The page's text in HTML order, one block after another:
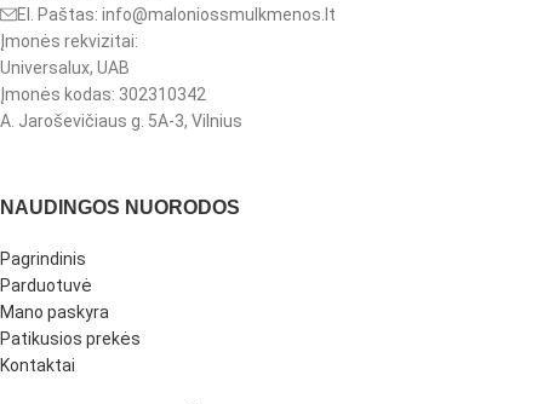
El. Paštas: info@maloniossmulkmenos.lt
Įmonės rekvizitai:
Universalux, UAB
Įmonės kodas: 302310342
A. Jaroševičiaus g. 5A-3, Vilnius
NAUDINGOS NUORODOS
Pagrindinis
Parduotuvė
Mano paskyra
Patikusios prekės
Kontaktai